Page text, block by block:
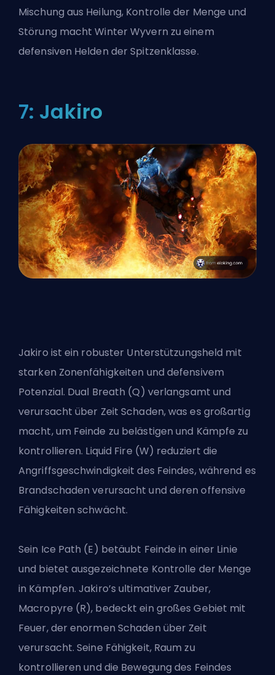
Mischung aus Heilung, Kontrolle der Menge und
Störung macht Winter Wyvern zu einem
defensiven Helden der Spitzenklasse.
7: Jakiro
Jakiro ist ein robuster Unterstützungsheld mit
starken Zonenfähigkeiten und defensivem
Potenzial. Dual Breath (Q) verlangsamt und
verursacht über Zeit Schaden, was es großartig
macht, um Feinde zu belästigen und Kämpfe zu
kontrollieren. Liquid Fire (W) reduziert die
Angriffsgeschwindigkeit des Feindes, während es
Brandschaden verursacht und deren offensive
Fähigkeiten schwächt.
Sein Ice Path (E) betäubt Feinde in einer Linie
und bietet ausgezeichnete Kontrolle der Menge
in Kämpfen. Jakiro’s ultimativer Zauber,
Macropyre (R), bedeckt ein großes Gebiet mit
Feuer, der enormen Schaden über Zeit
verursacht. Seine Fähigkeit, Raum zu
kontrollieren und die Bewegung des Feindes